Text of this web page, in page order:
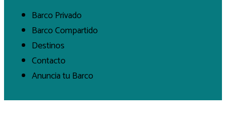
Barco Privado
Barco Compartido
Destinos
Contacto
Anuncia tu Barco